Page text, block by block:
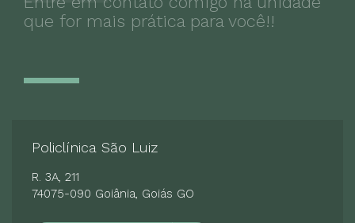
que for mais prática para você!!
Policlínica São Luiz
R. 3A, 211
74075-090 Goiânia, Goiás GO